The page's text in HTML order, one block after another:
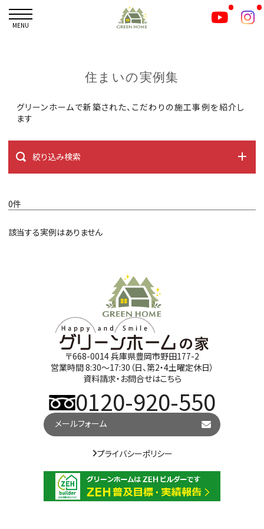
MENU
住まいの実例集
グリーンホームで新築された、こだわりの施工事例を紹介し
ます
絞り込み検索
0件
該当する実例はありません
〒668-0014 兵庫県豊岡市野田177-2
営業時間 8:30～17:30（日、第2・4土曜定休日）
資料請求・お問合せはこちら
0120-920-550
メールフォーム
プライバシーポリシー